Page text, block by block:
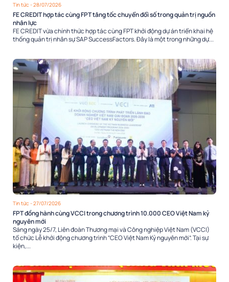
Tin tức - 28/07/2026
FE CREDIT hợp tác cùng FPT tăng tốc chuyển đổi số trong quản trị nguồn
nhân lực
FE CREDIT vừa chính thức hợp tác cùng FPT khởi động dự án triển khai hệ
thống quản trị nhân sự SAP SuccessFactors. Đây là một trong những dự...
Tin tức - 27/07/2026
FPT đồng hành cùng VCCI trong chương trình 10.000 CEO Việt Nam kỷ
nguyên mới
Sáng ngày 25/7, Liên đoàn Thương mại và Công nghiệp Việt Nam (VCCI)
tổ chức Lễ khởi động chương trình “CEO Việt Nam Kỷ nguyên mới”. Tại sự
kiện,...